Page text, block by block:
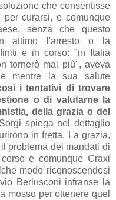
che consentisse
curarsi, e comunque
senza che questo
attimo l'arresto o la
e in corso: "in Italia
tornerò mai più", aveva
mentre la sua salute
i tentativi di trovare
o di valutarne la
della grazia o del
spiega nel dettaglio
in fretta. La grazia,
problema dei mandati di
e comunque Craxi
modo riconoscendosi
Berlusconi infranse la
mosso per ottenere quel